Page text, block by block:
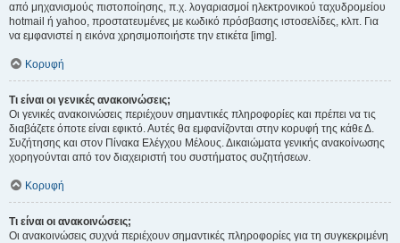
από μηχανισμούς πιστοποίησης, π.χ. λογαριασμοί ηλεκτρονικού ταχυδρομείου
hotmail ή yahoo, προστατευμένες με κωδικό πρόσβασης ιστοσελίδες, κλπ. Για
να εμφανιστεί η εικόνα χρησιμοποιήστε την ετικέτα [img].
Κορυφή
Τι είναι οι γενικές ανακοινώσεις;
Οι γενικές ανακοινώσεις περιέχουν σημαντικές πληροφορίες και πρέπει να τις
διαβάζετε όποτε είναι εφικτό. Αυτές θα εμφανίζονται στην κορυφή της κάθε Δ.
Συζήτησης και στον Πίνακα Ελέγχου Μέλους. Δικαιώματα γενικής ανακοίνωσης
χορηγούνται από τον διαχειριστή του συστήματος συζητήσεων.
Κορυφή
Τι είναι οι ανακοινώσεις;
Οι ανακοινώσεις συχνά περιέχουν σημαντικές πληροφορίες για τη συγκεκριμένη